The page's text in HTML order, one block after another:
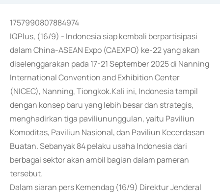
1757990807884974
IQPlus, (16/9) - Indonesia siap kembali berpartisipasi
dalam China-ASEAN Expo (CAEXPO) ke-22 yang akan
diselenggarakan pada 17-21 September 2025 di Nanning
International Convention and Exhibition Center
(NICEC), Nanning, Tiongkok.Kali ini, Indonesia tampil
dengan konsep baru yang lebih besar dan strategis,
menghadirkan tiga paviliununggulan, yaitu Paviliun
Komoditas, Paviliun Nasional, dan Paviliun Kecerdasan
Buatan. Sebanyak 84 pelaku usaha Indonesia dari
berbagai sektor akan ambil bagian dalam pameran
tersebut.
Dalam siaran pers Kemendag (16/9) Direktur Jenderal